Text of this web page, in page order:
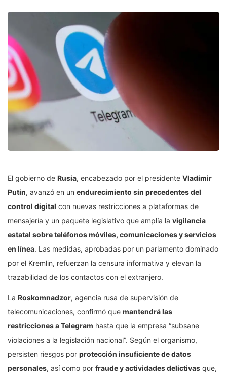
El gobierno de Rusia, encabezado por el presidente Vladimir
Putin, avanzó en un endurecimiento sin precedentes del
control digital con nuevas restricciones a plataformas de
mensajería y un paquete legislativo que amplía la vigilancia
estatal sobre teléfonos móviles, comunicaciones y servicios
en línea. Las medidas, aprobadas por un parlamento dominado
por el Kremlin, refuerzan la censura informativa y elevan la
trazabilidad de los contactos con el extranjero.
La Roskomnadzor, agencia rusa de supervisión de
telecomunicaciones, confirmó que mantendrá las
restricciones a Telegram hasta que la empresa “subsane
violaciones a la legislación nacional”. Según el organismo,
persisten riesgos por protección insuficiente de datos
personales, así como por fraude y actividades delictivas que,